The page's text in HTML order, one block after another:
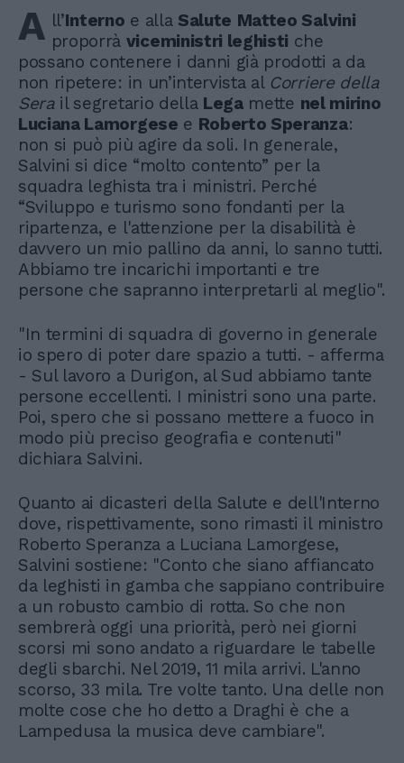
A ll’Interno e alla Salute Matteo Salvini
proporrà viceministri leghisti che
possano contenere i danni già prodotti a da
non ripetere: in un’intervista al Corriere della
Serail segretario della Legamette nel mirino
Luciana Lamorgese e Roberto Speranza:
non si può più agire da soli. In generale,
Salvini si dice “molto contento” per la
squadra leghista tra i ministri. Perché
“Sviluppo e turismo sono fondanti per la
ripartenza, e l'attenzione per la disabilità è
davvero un mio pallino da anni, lo sanno tutti.
Abbiamo tre incarichi importanti e tre
persone che sapranno interpretarli al meglio".
"In termini di squadra di governo in generale
io spero di poter dare spazio a tutti. - afferma
- Sul lavoro a Durigon, al Sud abbiamo tante
persone eccellenti. I ministri sono una parte.
Poi, spero che si possano mettere a fuoco in
modo più preciso geografia e contenuti"
dichiara Salvini.
Quanto ai dicasteri della Salute e dell'Interno
dove, rispettivamente, sono rimasti il ministro
Roberto Speranza a Luciana Lamorgese,
Salvini sostiene: "Conto che siano affiancato
da leghisti in gamba che sappiano contribuire
a un robusto cambio di rotta. So che non
sembrerà oggi una priorità, però nei giorni
scorsi mi sono andato a riguardare le tabelle
degli sbarchi. Nel 2019, 11 mila arrivi. L'anno
scorso, 33 mila. Tre volte tanto. Una delle non
molte cose che ho detto a Draghi è che a
Lampedusa la musica deve cambiare".